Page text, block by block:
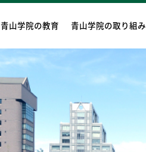
青山学院の教育 青山学院の取り組み